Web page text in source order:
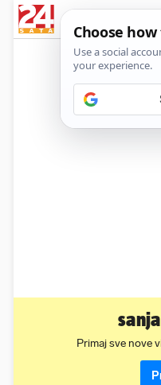
News
Primaj sve nove